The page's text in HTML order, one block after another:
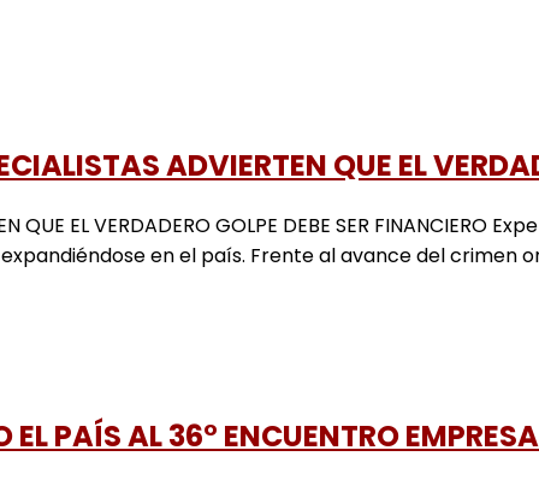
ADVIERTEN QUE EL
QUE EL VERDADERO GOLPE DEBE SER
en el país. Frente al avance del crimen
PAÍS AL 36° ENCUENTRO